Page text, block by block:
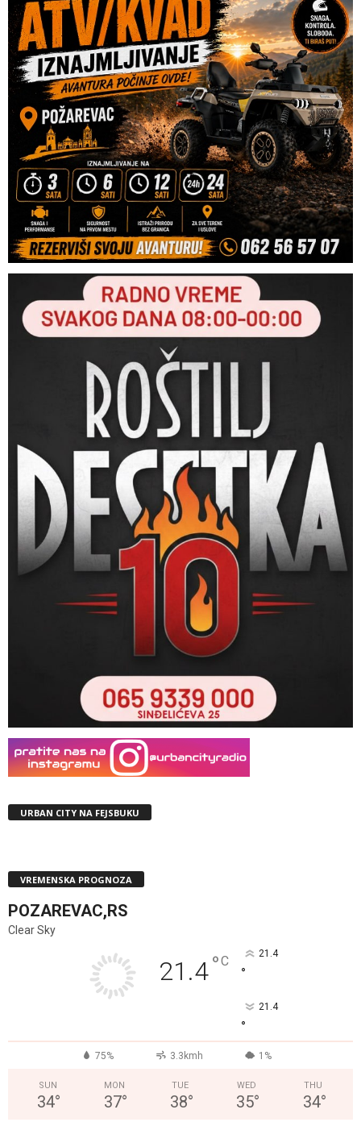
URBAN CITY NA FEJSBUKU
VREMENSKA PROGNOZA
POZAREVAC,RS
Clear Sky
21.4°C 21.4
°
21.4
°
75% 3.3kmh 1%
SUN
34°
MON
37°
TUE
38°
WED
35°
THU
34°